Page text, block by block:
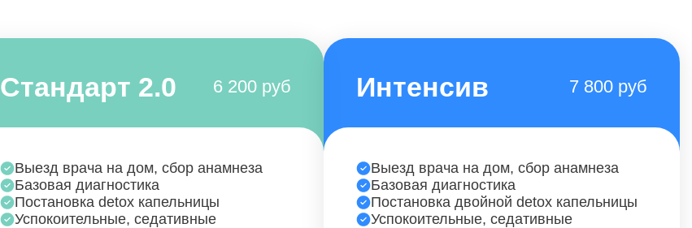
Стандарт 2.0 6 200 руб
Выезд врача на дом, сбор анамнеза
Базовая диагностика
Постановка detox капельницы
Успокоительные, седативные
Интенсив 7 800 руб
Выезд врача на дом, сбор анамнеза
Базовая диагностика
Постановка двойной detox капельницы
Успокоительные, седативные